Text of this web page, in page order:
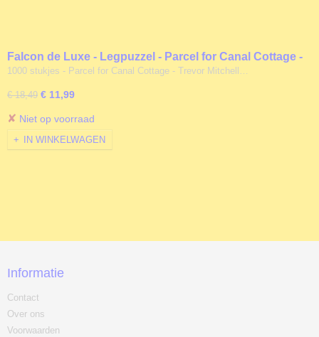
Falcon de Luxe - Legpuzzel - Parcel for Canal Cottage -
1000 stukjes
1000 stukjes - Parcel for Canal Cottage - Trevor Mitchell…
€ 18,49 € 11,99
✘ Niet op voorraad
IN WINKELWAGEN
Informatie
Contact
Over ons
Voorwaarden